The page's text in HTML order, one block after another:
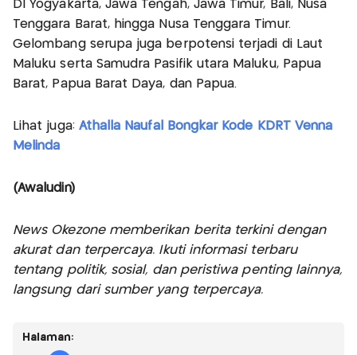
DI Yogyakarta, Jawa Tengah, Jawa Timur, Bali, Nusa
Tenggara Barat, hingga Nusa Tenggara Timur.
Gelombang serupa juga berpotensi terjadi di Laut
Maluku serta Samudra Pasifik utara Maluku, Papua
Barat, Papua Barat Daya, dan Papua.
Lihat juga: Athalla Naufal Bongkar Kode KDRT Venna
Melinda
(Awaludin)
News Okezone memberikan berita terkini dengan
akurat dan terpercaya. Ikuti informasi terbaru
tentang politik, sosial, dan peristiwa penting lainnya,
langsung dari sumber yang terpercaya.
Halaman: